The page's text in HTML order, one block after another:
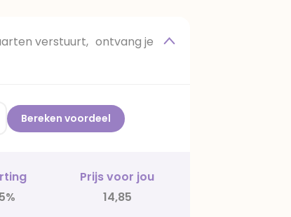
verstuurt, ontvang je
Bereken voordeel
Prijs voor jou
14,85